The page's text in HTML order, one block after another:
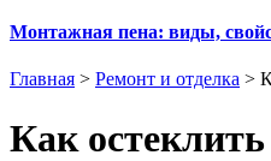
Монтажная пена: виды,
Главная > Ремонт и отделка >
Как